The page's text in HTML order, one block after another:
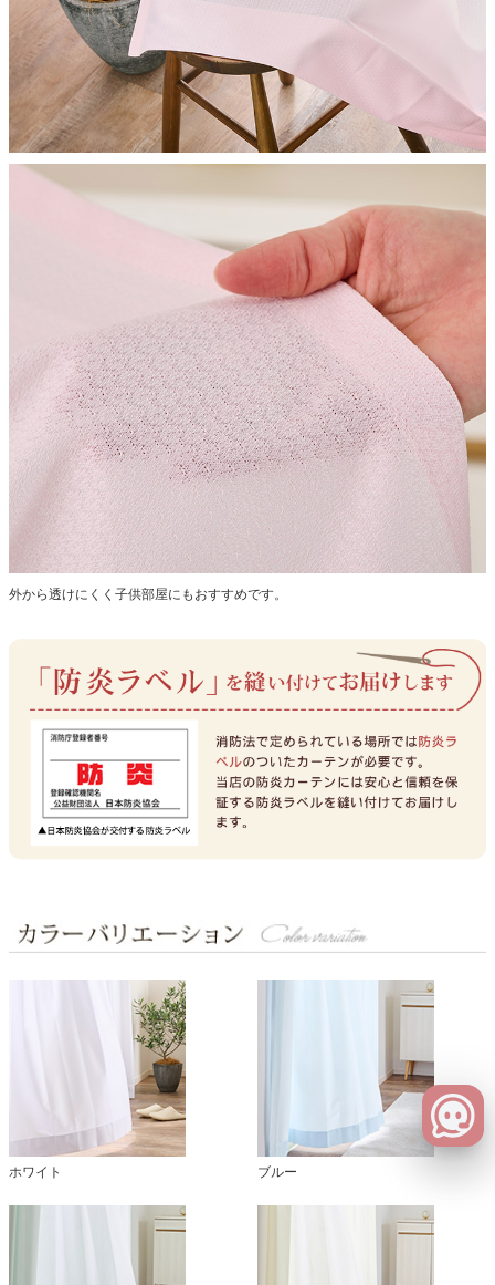
外から透けにくく子供部屋にもおすすめです。
ホワイト ブルー